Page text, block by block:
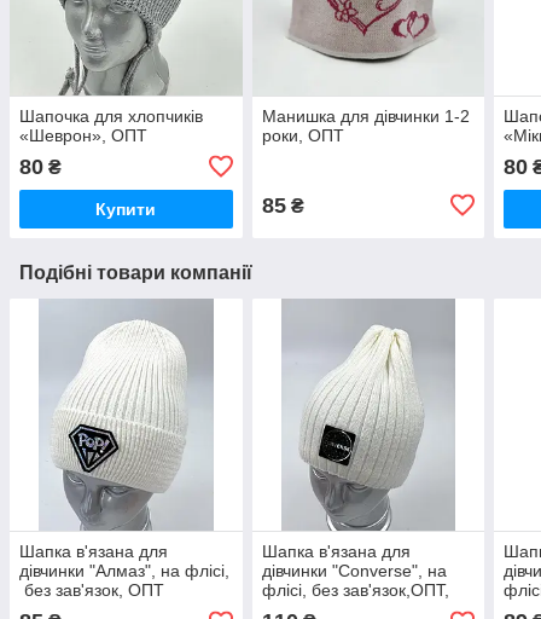
Шапочка для хлопчиків
«Шеврон», ОПТ
80 ₴
Купити
Манишка для дівчинки 1-2
роки, ОПТ
85₴
80
Подібні товари компанії
Шапка в'язана для
дівчинки "Алмаз", на флісі,
без зав'язок, ОПТ
Шапка в'язана для
дівчинки "Converse", на
флісі, без зав'язок,ОПТ,